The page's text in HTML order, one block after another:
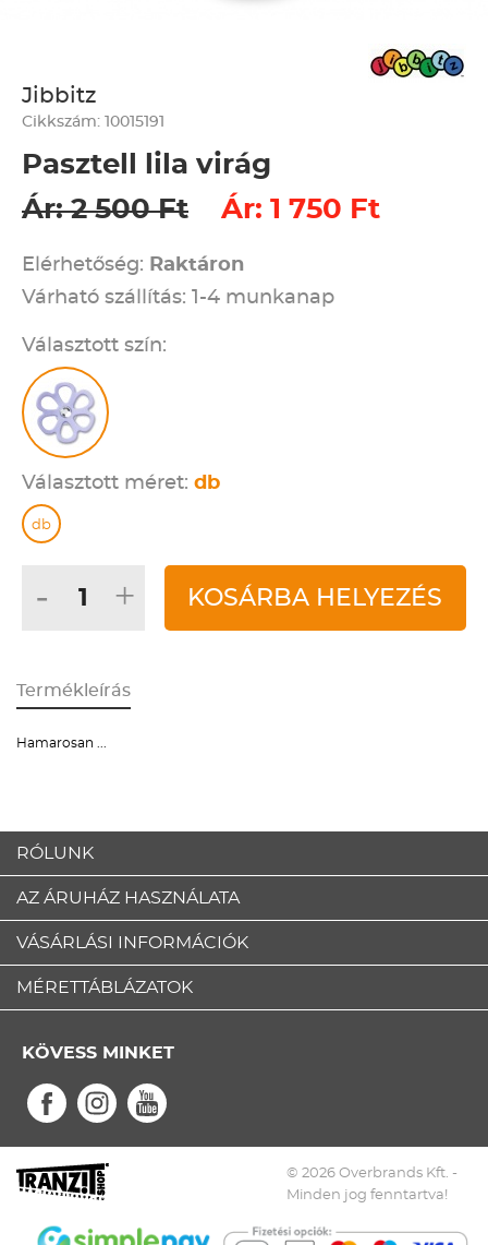
Jibbitz
Cikkszám: 10015191
Pasztell lila virág
Ár: 2 500 Ft
Ár: 1 750 Ft
Elérhetőség: Raktáron
Várható szállítás: 1-4 munkanap
Választott szín:
Választott méret: db
db
- + KOSÁRBA HELYEZÉS
Termékleírás
Hamarosan ...
RÓLUNK
AZ ÁRUHÁZ HASZNÁLATA
VÁSÁRLÁSI INFORMÁCIÓK
MÉRETTÁBLÁZATOK
KÖVESS MINKET
© 2026 Overbrands Kft. -
Minden jog fenntartva!